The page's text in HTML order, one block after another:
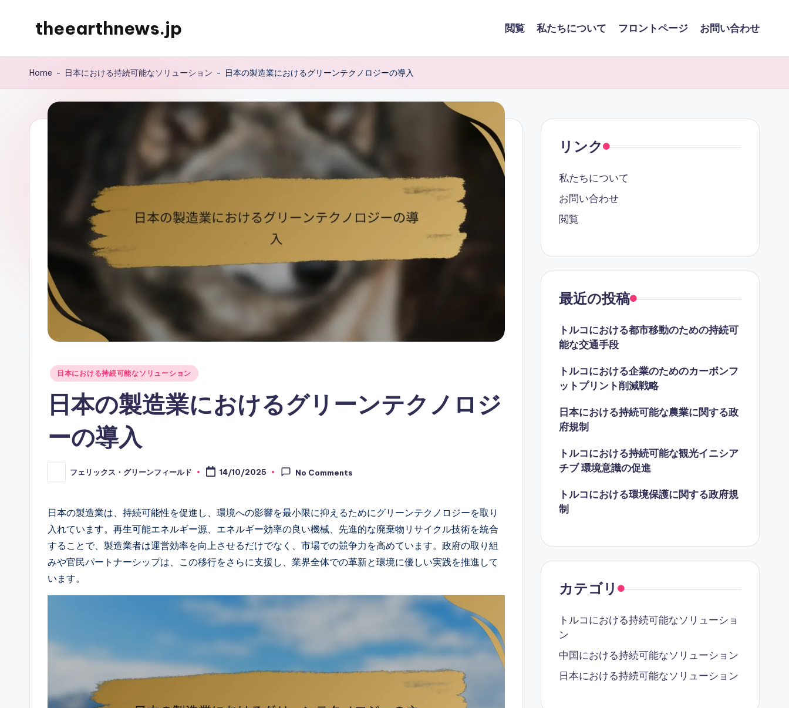
theearthnews.jp 閲覧 私たちについて フロントページ お問い合わせ
Home - 日本における持続可能なソリューション - 日本の製造業におけるグリーンテクノロジーの導入
Posted
日本における持続可能なソリューション
日本の製造業におけるグリーンテクノロジ
ーの導入
Posted
by
フェリックス・グリーンフィールド 14/10/2025 No Comments
日本の製造業は、持続可能性を促進し、環境への影響を最小限に抑えるためにグリーンテクノロジーを取り
入れています。再生可能エネルギー源、エネルギー効率の良い機械、先進的な廃棄物リサイクル技術を統合
することで、製造業者は運営効率を向上させるだけでなく、市場での競争力を高めています。政府の取り組
みや官民パートナーシップは、この移行をさらに支援し、業界全体での革新と環境に優しい実践を推進して
います。
リンク
私たちについて
お問い合わせ
閲覧
最近の投稿
トルコにおける都市移動のための持続可
能な交通手段
トルコにおける企業のためのカーボンフ
ットプリント削減戦略
日本における持続可能な農業に関する政
府規制
トルコにおける持続可能な観光イニシア
チブ 環境意識の促進
トルコにおける環境保護に関する政府規
制
カテゴリ
トルコにおける持続可能なソリューショ
ン
中国における持続可能なソリューション
日本における持続可能なソリューション